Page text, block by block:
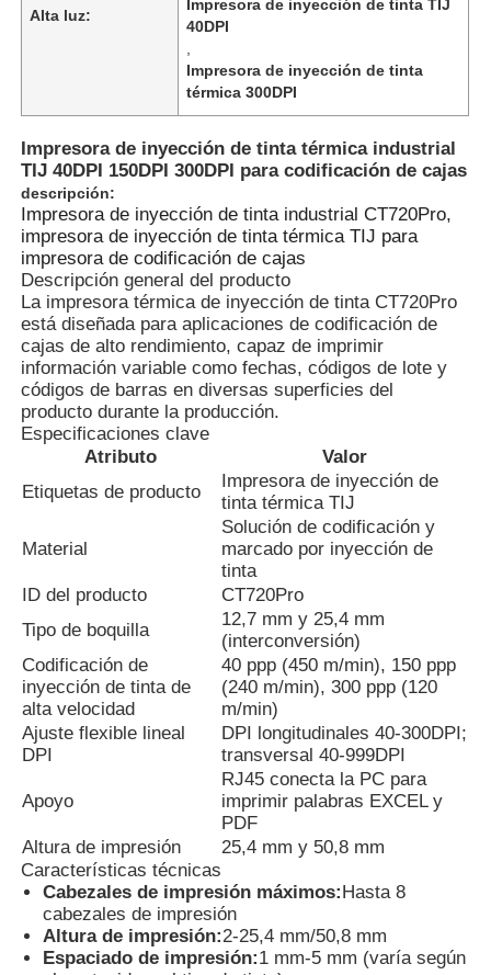
Inicio
Productos
Visita a la fábrica
Contacto
noticias
Solicitar una cotización
Máquina de marcado por láser de fibra
máquina de la marca del laser del PDA
Alta luz:
Impresora de inyección de tinta TIJ
40DPI
Impresora de inyección de tinta
térmica 300DPI
Impresora de inyección de tinta térmica industrial
TIJ 40DPI 150DPI 300DPI para codificación de cajas
descripción:
Impresora de inyección de tinta industrial CT720Pro,
impresora de inyección de tinta térmica TIJ para
impresora de codificación de cajas
Descripción general del producto
La impresora térmica de inyección de tinta CT720Pro
está diseñada para aplicaciones de codificación de
cajas de alto rendimiento, capaz de imprimir
información variable como fechas, códigos de lote y
códigos de barras en diversas superficies del
producto durante la producción.
Especificaciones clave
Atributo
Valor
Etiquetas de producto
Impresora de inyección de
tinta térmica TIJ
Material
Solución de codificación y
marcado por inyección de
tinta
ID del producto
CT720Pro
Tipo de boquilla
12,7 mm y 25,4 mm
(interconversión)
Codificación de
inyección de tinta de
alta velocidad
40 ppp (450 m/min), 150 ppp
(240 m/min), 300 ppp (120
m/min)
Ajuste flexible lineal
DPI
DPI longitudinales 40-300DPI;
transversal 40-999DPI
Apoyo
RJ45 conecta la PC para
imprimir palabras EXCEL y
PDF
Altura de impresión
25,4 mm y 50,8 mm
Características técnicas
Cabezales de impresión máximos:Hasta 8
cabezales de impresión
Altura de impresión:2-25,4 mm/50,8 mm
Espaciado de impresión:1 mm-5 mm (varía según